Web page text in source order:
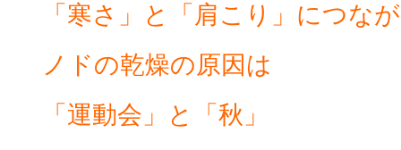
「寒さ」と「肩こり」につな
ノドの乾燥の原因は
「運動会」と「秋」